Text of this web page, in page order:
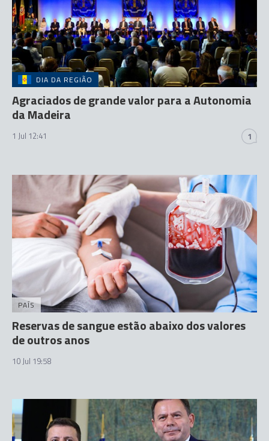
DIA DA REGIÃO
Agraciados de grande valor para a Autonomia
da Madeira
1 Jul 12:41 1
PAÍS
Reservas de sangue estão abaixo dos valores
de outros anos
10 Jul 19:58